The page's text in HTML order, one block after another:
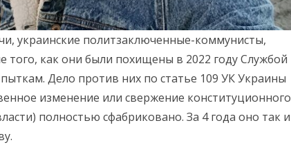
украинские политзаключенные-коммунисты,
того, как они были похищены в 2022 году Службой
Дело против них по статье 109 УК Украины
изменение или свержение конституционного
полностью сфабриковано. За 4 года оно так и